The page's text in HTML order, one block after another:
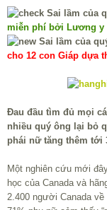
miễn phí bởi Lương y
cho 12 con Giáp dựa
Đau đầu tìm đủ mọi
nhiều quý ông lại bỏ
phái nữ tăng thêm tới
Một nghiên cứu mới
học của Canada và
2.400 người Canada về